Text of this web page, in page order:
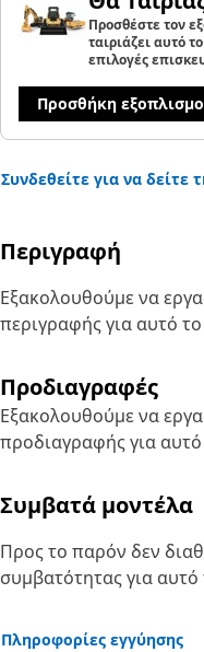
Προσθέστε τον
ταιριάζει αυτό
επιλογές
Προσθήκη
Συνδεθείτε για να δείτε
Περιγραφή
Εξακολουθούμε να
περιγραφής για αυτό
Προδιαγραφές
Εξακολουθούμε να
προδιαγραφής για
Συμβατά μοντέλα
Προς το παρόν δεν
συμβατότητας για αυτό
Πληροφορίες εγγύησης